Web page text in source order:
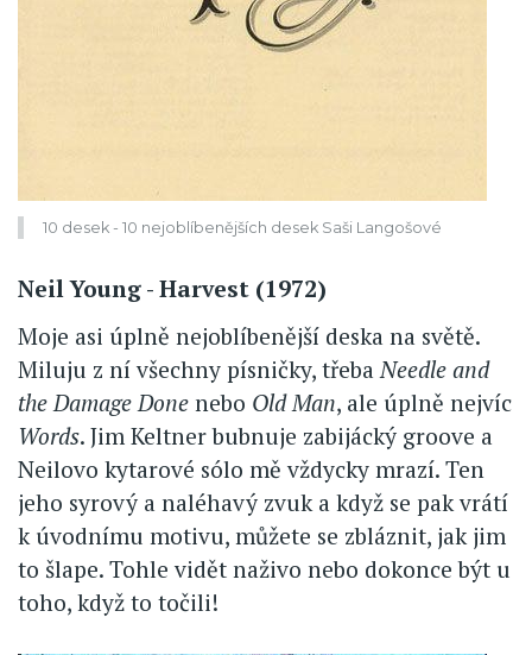
10 desek - 10 nejoblíbenějších desek Saši Langošové
Neil Young - Harvest (1972)
Moje asi úplně nejoblíbenější deska na světě.
Miluju z ní všechny písničky, třebaNeedle and
the Damage Done nebo Old Man, ale úplně nejvíc
Words. Jim Keltner bubnuje zabijácký groove a
Neilovo kytarové sólo mě vždycky mrazí. Ten
jeho syrový a naléhavý zvuk a když se pak vrátí
k úvodnímu motivu, můžete se zbláznit, jak jim
to šlape. Tohle vidět naživo nebo dokonce být u
toho, když to točili!